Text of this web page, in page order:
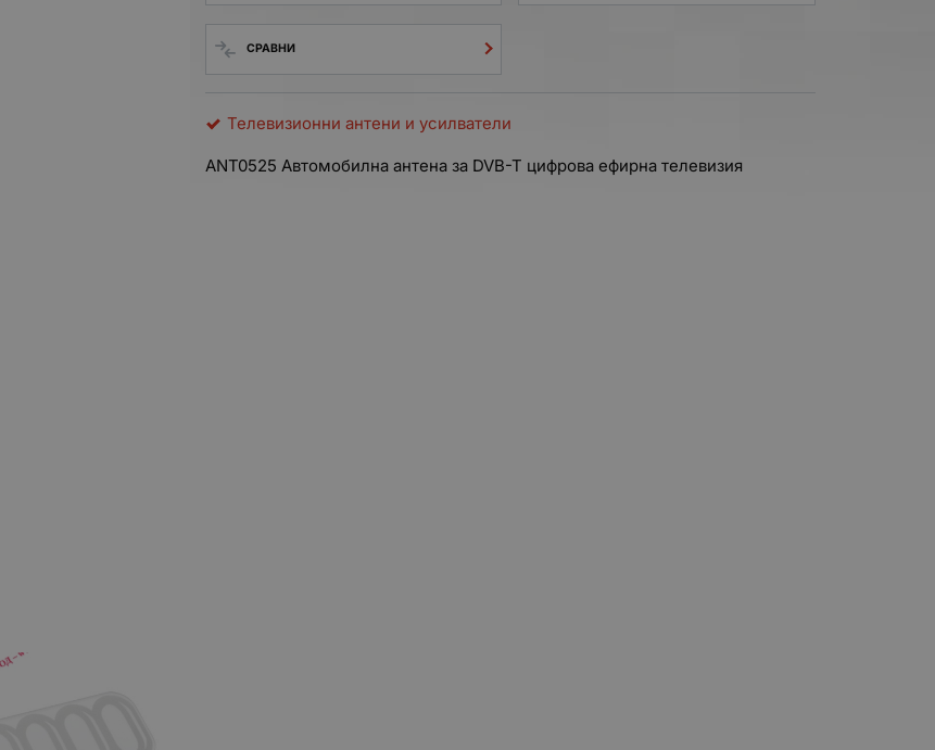
СРАВНИ
Телевизионни антени и усилватели
ANT0525 Автомобилна антена за DVB-T цифрова ефирна телевизия